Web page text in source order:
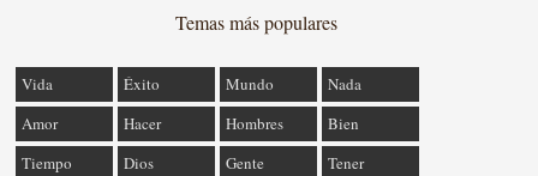
Temas más populares
Vida Éxito Mundo
Nada
Amor
Hacer Hombres
Bien
Tiempo
Dios Gente
Tener